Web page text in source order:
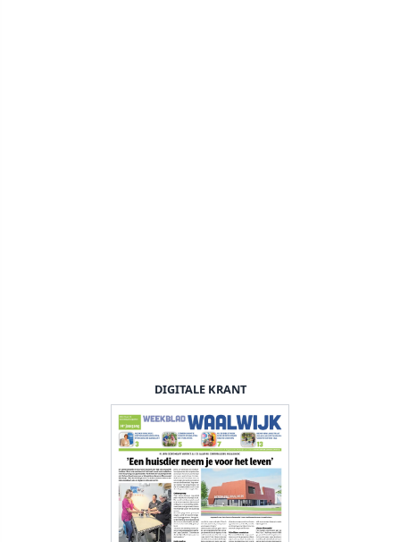
DIGITALE KRANT